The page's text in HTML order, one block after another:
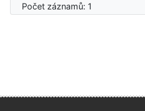
Počet záznamů: 1